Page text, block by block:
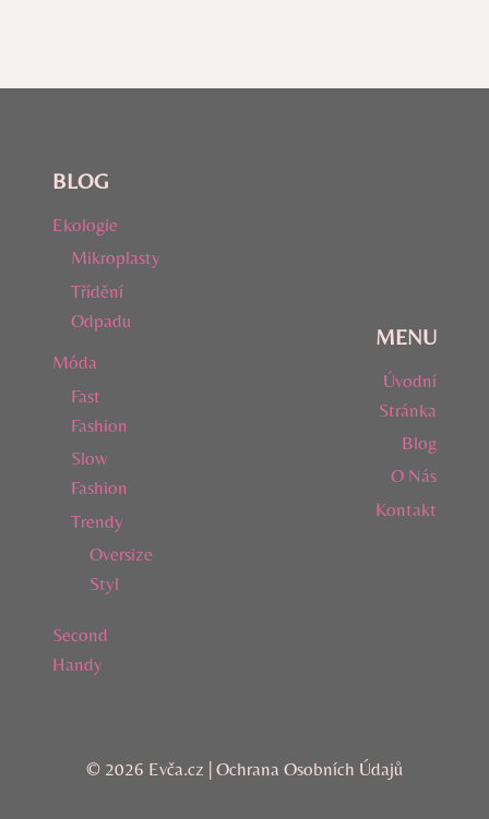
BLOG
Ekologie
Mikroplasty
Třídění
Odpadu
Móda
Fast
Fashion
Slow
Fashion
Trendy
Oversize
Styl
Second
Handy
MENU
Úvodní
Stránka
Blog
O Nás
Kontakt
© 2026 Evča.cz | Ochrana Osobních Údajů